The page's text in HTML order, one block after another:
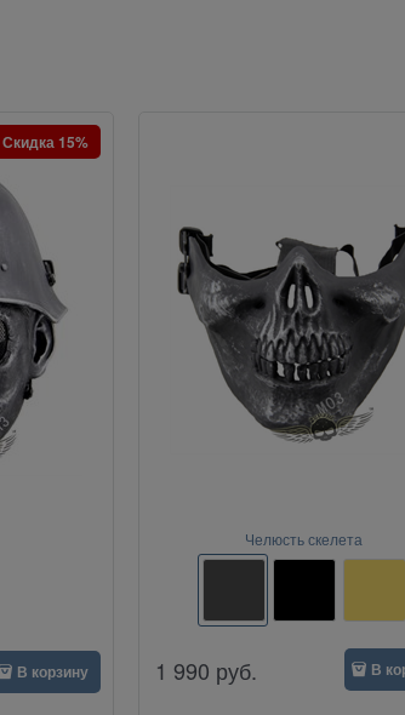
Скидка 15%
В корзину
Челюсть скелета
1 990 руб. В